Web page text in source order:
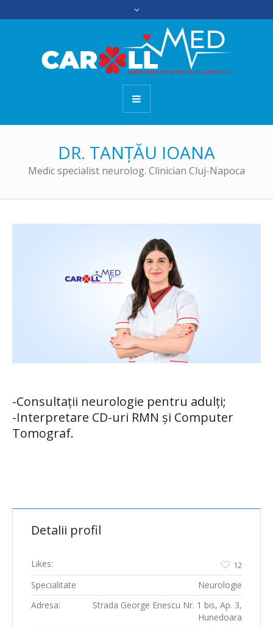
DR. TANȚĂU IOANA
Medic specialist neurolog. Clinician Cluj-Napoca
-Consultații neurologie pentru adulți;
-Interpretare CD-uri RMN și Computer
Tomograf.
Detalii profil
Likes: 12
Specialitate
Neurologie
Adresa:
Strada George Enescu Nr. 1 bis, Ap. 3,
Hunedoara